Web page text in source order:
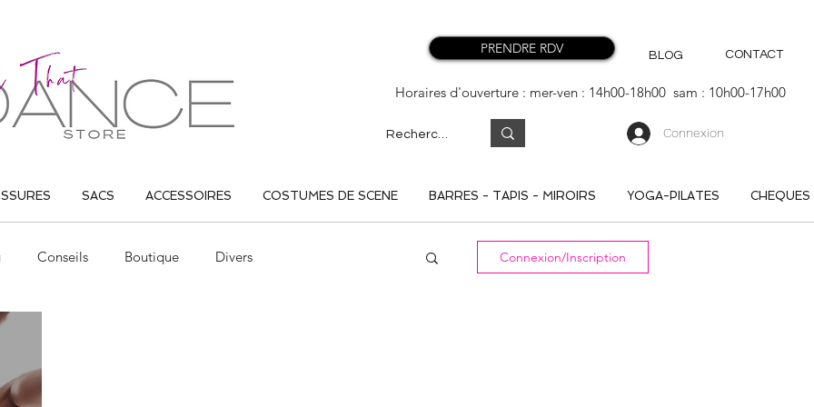
PRENDRE RDV BLOG CONTACT
Horaires d'ouverture : mer-ven : 14h00-18h00 sam : 10h00-17h00
Connexion
SACS ACCESSOIRES COSTUMES DE SCENE BARRES - TAPIS - MIROIRS YOGA-PILATES CHEQUES
Conseils Boutique Divers Connexion/Inscription